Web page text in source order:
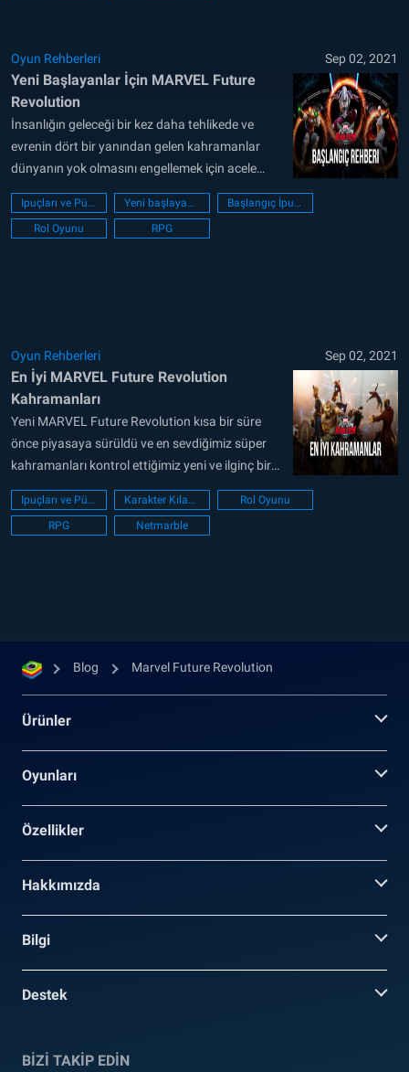
Oyun Rehberleri Sep 02, 2021
Yeni Başlayanlar İçin MARVEL Future
Revolution
İnsanlığın geleceği bir kez daha tehlikede ve
evrenin dört bir yanından gelen kahramanlar
dünyanın yok olmasını engellemek için acele
etmeli. Yeni yayımlanan MARVEL Future
Revolution oyununda tehlikede olan yalnızca
kendi dünyamız değil, aynı zamanda çoklu
Ipuçları ve Püf noktaları Yeni başlayanların rehberi
Başlangıç İpuçları
Rol Oyunu
RPG
Oyun Rehberleri Sep 02, 2021
En İyi MARVEL Future Revolution
Kahramanları
Yeni MARVEL Future Revolution kısa bir süre
önce piyasaya sürüldü ve en sevdiğimiz süper
kahramanları kontrol ettiğimiz yeni ve ilginç bir
dünyada maceraya başlamak için hazırız. Süper
kahraman türündeki diğer oyunların aksine,
Future Revolution Dünya’nın en büyük süper
Ipuçları ve Püf noktaları Karakter Kılavuzu
Rol Oyunu
RPG
Netmarble
Blog Marvel Future Revolution
Ürünler
Oyunları
Özellikler
Hakkımızda
Bilgi
Destek
BİZİ TAKİP EDİN